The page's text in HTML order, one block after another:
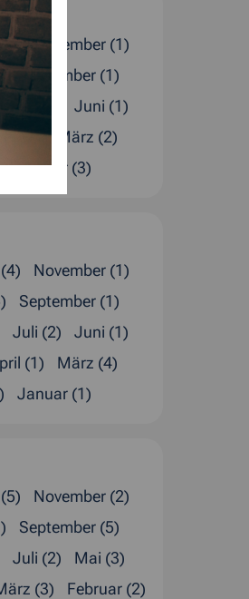
November (1)
September (1)
Juli (2)
Juni (1)
(4)
März (2)
Januar (3)
November (1)
September (1)
Juli (2)
Juni (1)
(1)
März (4)
Januar (1)
November (2)
September (5)
Juli (2)
Mai (3)
(3)
Februar (2)